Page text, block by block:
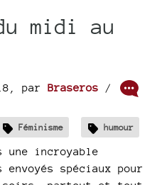
midi au
par Braseros /
Féminisme humour
une incroyable
spéciaux pour